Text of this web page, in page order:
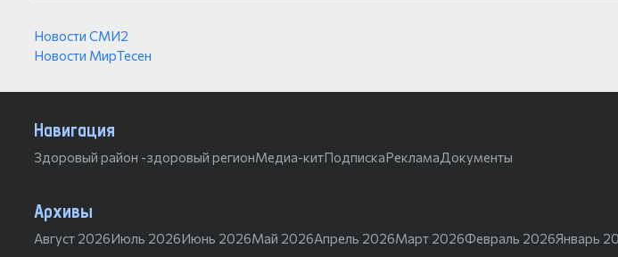
Новости СМИ2
Новости МирТесен
Навигация
Здоровый район -здоровый регионМедиа-китПодпискаРекламаДокументы
Архивы
Август 2026Июль 2026Июнь 2026Май 2026Апрель 2026Март 2026Февраль 2026Январь